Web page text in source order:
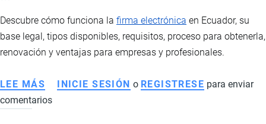
Descubre cómo funciona la firma electrónica en Ecuador, su
base legal, tipos disponibles, requisitos, proceso para obtenerla,
renovación y ventajas para empresas y profesionales.
LEE MÁS SOBRE
CÓMO
INICIE SESIÓN o REGISTRESE para enviar
comentarios